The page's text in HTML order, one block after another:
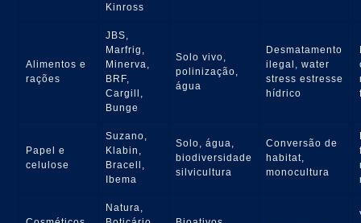
Kinross
Alimentos e
rações
JBS,
Marfrig,
Minerva,
BRF,
Cargill,
Bunge
Solo vivo,
polinização,
água
Desmatamento
ilegal, water
stress estresse
hídrico
Papel e
celulose
Suzano,
Klabin,
Bracell,
Ibema
Solo, água,
biodiversidade
silvicultura
Conversão de
habitat,
monocultura
Natura,